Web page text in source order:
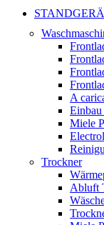
A
Einbau
Miele
Trockner
Abluft